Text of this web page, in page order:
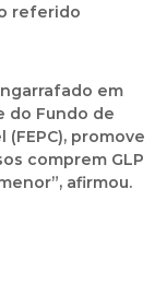
referido
em
do Fundo de
promove
comprem GLP
afirmou.